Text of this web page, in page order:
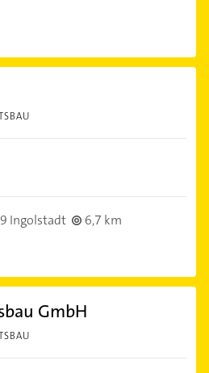
Ingolstadt
6,7 km
GmbH